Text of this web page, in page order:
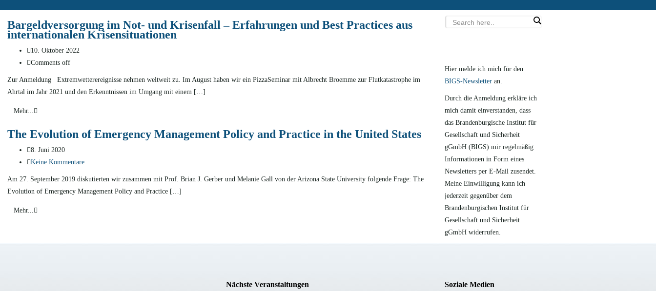
Bargeldversorgung im Not- und Krisenfall – Erfahrungen und Best Practices aus
internationalen Krisensituationen
10. Oktober 2022
Comments off
Zur Anmeldung Extremwetterereignisse nehmen weltweit zu. Im August haben wir ein PizzaSeminar mit Albrecht Broemme zur Flutkatastrophe im
Ahrtal im Jahr 2021 und den Erkenntnissen im Umgang mit einem […]
Mehr...
The Evolution of Emergency Management Policy and Practice in the United States
8. Juni 2020
Keine Kommentare
Am 27. September 2019 diskutierten wir zusammen mit Prof. Brian J. Gerber und Melanie Gall von der Arizona State University folgende Frage: The
Evolution of Emergency Management Policy and Practice […]
Mehr...
Hier melde ich mich für den
BIGS-Newsletter an.
Durch die Anmeldung erkläre ich
mich damit einverstanden, dass
das Brandenburgische Institut für
Gesellschaft und Sicherheit
gGmbH (BIGS) mir regelmäßig
Informationen in Form eines
Newsletters per E-Mail zusendet.
Meine Einwilligung kann ich
jederzeit gegenüber dem
Brandenburgischen Institut für
Gesellschaft und Sicherheit
gGmbH widerrufen.
Nächste Veranstaltungen Soziale Medien